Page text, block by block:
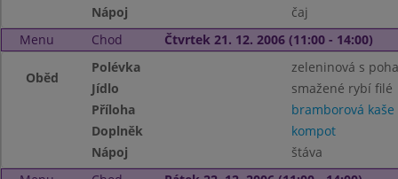
Nápoj
čaj
Menu
Chod Čtvrtek 21. 12. 2006 (11:00 - 14:00)
Oběd
Polévka
zeleninová s
Jídlo
smažené rybí filé
Příloha
bramborová kaše
Doplněk
kompot
Nápoj
štáva